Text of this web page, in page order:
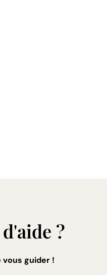
?
vous guider !